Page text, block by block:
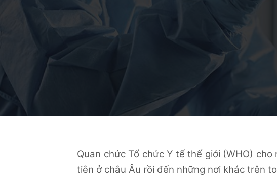
Quan chức Tổ chức Y tế thế giới (WHO)
tiên ở châu Âu rồi đến những nơi khác trên